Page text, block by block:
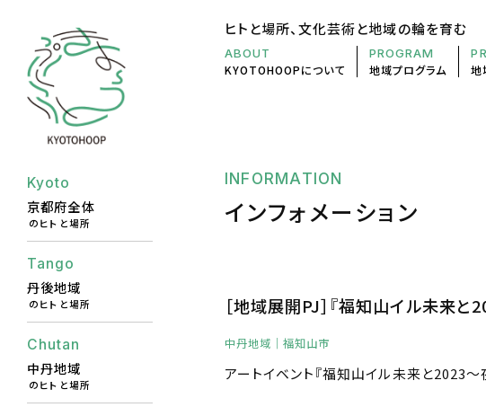
Kyoto
京都府全体
のヒトと場所
Tango
丹後地域
のヒトと場所
Chutan
中丹地域
のヒトと場所
ヒトと場所、文化芸術と地域の輪を育む
ABOUT
KYOTOHOOPについて
PROGRAM
地域プログラム 地
INFORMATION
インフォメーション
［地域展開PJ］『福知山イル未来
中丹地域 ｜福知山市
アートイベント『福知山イル未来と2023